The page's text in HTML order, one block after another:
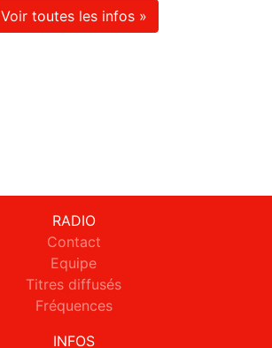
Voir toutes les infos »
RADIO
Contact
Equipe
Titres diffusés
Fréquences
INFOS